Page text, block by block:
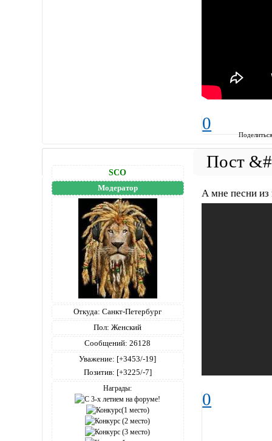
0
SCO
Модератор
Откуда: Санкт-Петербург
Пол: Женский
Сообщений: 26128
Уважение: [+3453/-19]
Позитив: [+3225/-7]
Награды:
А мне песни из
0